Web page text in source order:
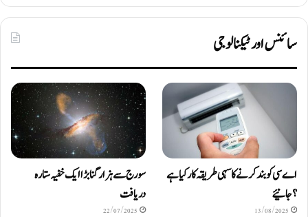
سائنس اور ٹیکنالوجی
اے سی کو بند کرنے کا سہی طریقہ کار کیا ہے
؟ جانیئے
13/08/2025
سورج سے ہزار گنا بڑا ایک خفیہ ستارہ
دریافت
22/07/2025